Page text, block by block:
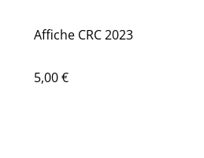
Affiche CRC 2023
5,00 €